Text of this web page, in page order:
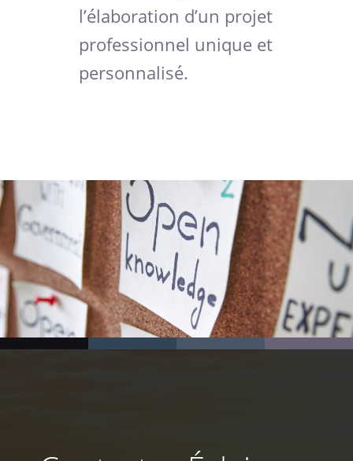
l’élaboration d’un projet
professionnel unique et
personnalisé.